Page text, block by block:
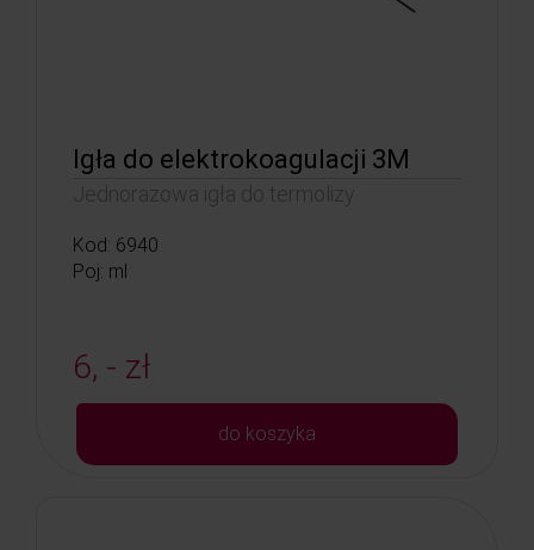
Igła do elektrokoagulacji 3M
Jednorazowa igła do termolizy
Kod: 6940
Poj: ml
6, - zł
do koszyka